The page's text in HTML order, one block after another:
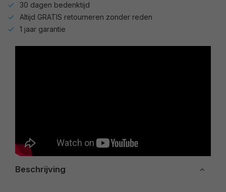
30 dagen bedenktijd
Altijd GRATIS retourneren zonder reden
1 jaar garantie
Beschrijving